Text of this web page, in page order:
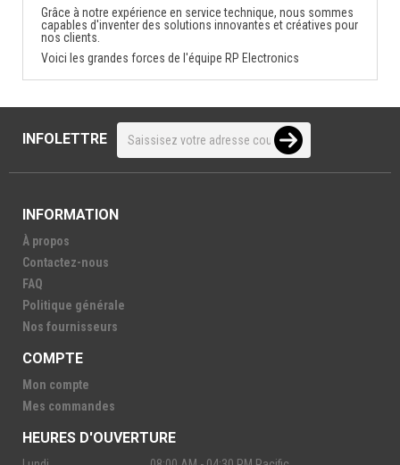
Grâce à notre expérience en service technique, nous sommes
capables d'inventer des solutions innovantes et créatives pour
nos clients.
Voici les grandes forces de l'équipe RP Electronics
INFOLETTRE
INFORMATION
À propos
Contactez-nous
FAQ
Politique générale
Nos fournisseurs
COMPTE
Mon compte
Mes commandes
HEURES D'OUVERTURE